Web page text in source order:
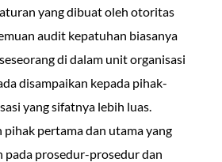
yang dibuat oleh otoritas
audit kepatuhan biasanya
di dalam unit organisasi
disampaikan kepada pihak-
yang sifatnya lebih luas.
pihak pertama dan utama yang
pada prosedur-prosedur dan